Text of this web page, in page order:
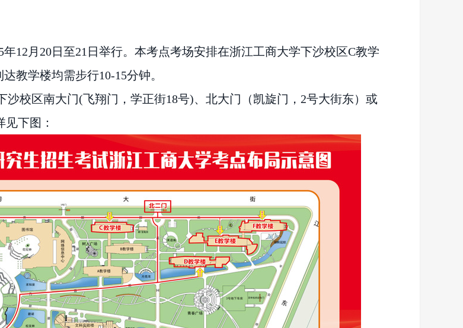
12月20日至21日举行。本考点考场安排在浙江工商大学下沙校区C教学
教学楼均需步行10-15分钟。
沙校区南大门(飞翔门，学正街18号)、北大门（凯旋门，2号大街东）或
下图：